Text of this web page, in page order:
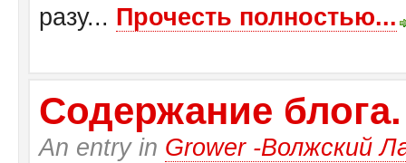
разу... Прочесть полностью...
Содержание блога.
An entry in Grower -Волжский